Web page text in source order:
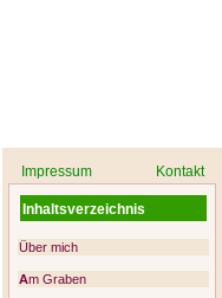
Impressum Kontakt
Inhaltsverzeichnis
Über mich
Am Graben